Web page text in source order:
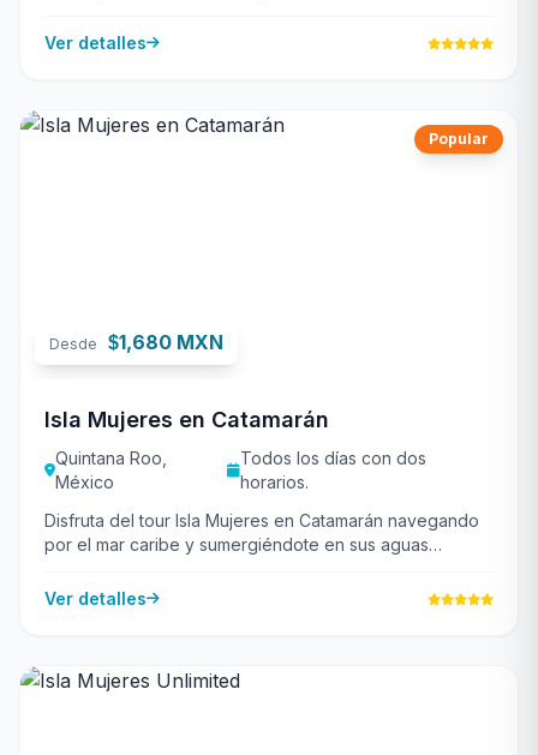
Ver detalles
Desde $1,680 MXN
Popular
Isla Mujeres en Catamarán
Quintana Roo,
México
Todos los días con dos
horarios.
Disfruta del tour Isla Mujeres en Catamarán navegando
por el mar caribe y sumergiéndote en sus aguas
Ver detalles